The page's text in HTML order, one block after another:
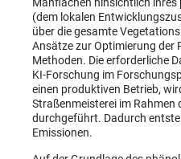
Mähflächen hinsichtlich
(dem lokalen
über die gesamte
Ansätze zur Optimierung der
Methoden. Die erforderliche
KI-Forschung im
einen produktiven Betrieb,
Straßenmeisterei im Rahmen
durchgeführt. Dadurch
Emissionen.